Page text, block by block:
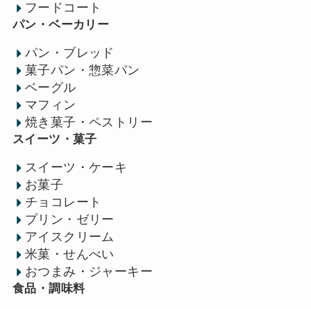
フードコート
パン・ベーカリー
パン・ブレッド
菓子パン・惣菜パン
ベーグル
マフィン
焼き菓子・ペストリー
スイーツ・菓子
スイーツ・ケーキ
お菓子
チョコレート
プリン・ゼリー
アイスクリーム
米菓・せんべい
おつまみ・ジャーキー
食品・調味料